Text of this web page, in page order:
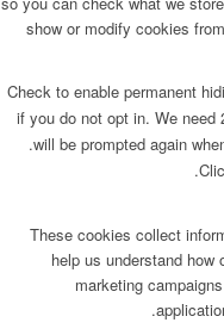
show or modify cookies
Check to enable permanent
if you do not opt in. We
will be prompted again
These cookies collect
help us understand how
marketing